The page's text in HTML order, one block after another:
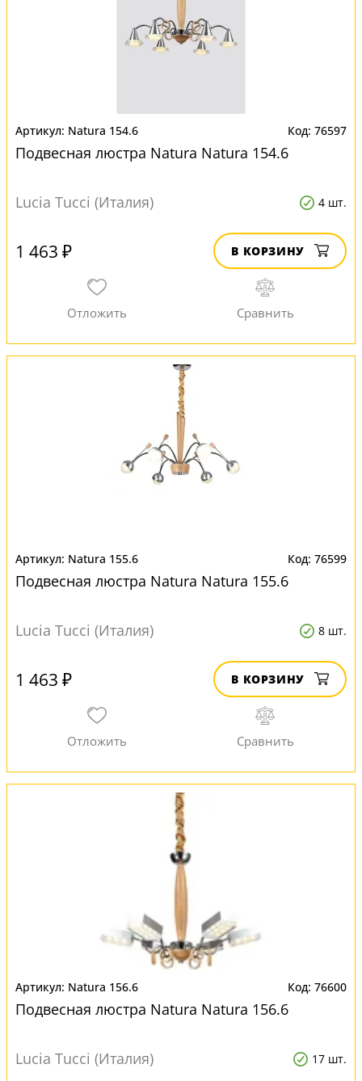
Natura 154.6 76597
Подвесная люстра Natura Natura 154.6
Lucia Tucci (Италия) 4 шт.
1 463 ₽ В КОРЗИНУ
Natura 155.6 76599
Подвесная люстра Natura Natura 155.6
Lucia Tucci (Италия) 8 шт.
1 463 ₽ В КОРЗИНУ
Natura 156.6 76600
Подвесная люстра Natura Natura 156.6
Lucia Tucci (Италия) 17 шт.